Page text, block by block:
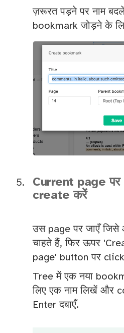
ज़रूरत पड़ने पर नाम
bookmark जोड़ने के
Current page
create करें
उस page पर जाएँ
चाहते हैं, फिर ऊपर
page' button पर
Tree में एक नया
लिए एक नाम लिखें और
Enter दबाएँ.